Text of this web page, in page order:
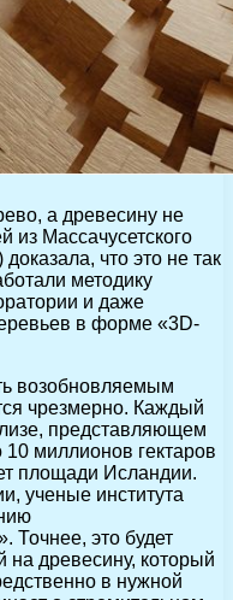
а древесину не
из Массачусетского
доказала, что это не так
методику
и даже
в форме «3D-
возобновляемым
чрезмерно. Каждый
представляющем
миллионов гектаров
площади Исландии.
ученые института
Точнее, это будет
на древесину, который
в нужной